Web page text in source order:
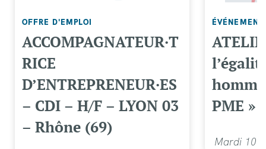
OFFRE D'EMPLOI
ACCOMPAGNATEUR·T
RICE
D’ENTREPRENEUR·ES
– CDI – H/F – LYON 03
– Rhône (69)
ÉVÉNEMENT
PME »
Mardi 10